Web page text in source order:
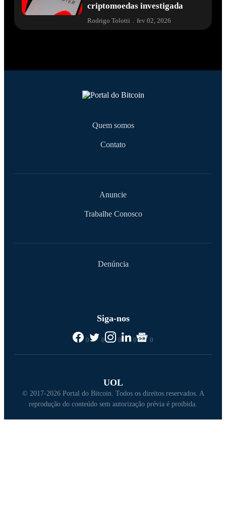
criptomoedas investigada
Rodrigo Tolotti fev 02, 2026
Quem somos
Contato
Anuncie
Trabalhe Conosco
Denúncia
Siga-nos
0 0 0 0 0
UOL
© 2017-2026 Portal do Bitcoin. Todos os direitos reservados. A
reprodução do conteúdo sem autorização prévia é proibida.